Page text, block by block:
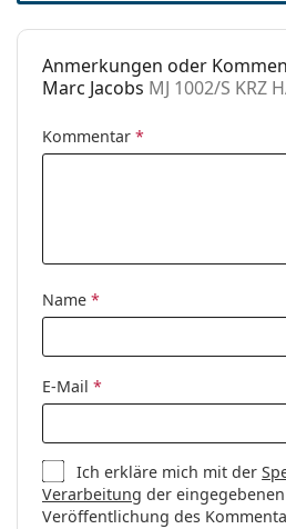
Anmerkungen oder
Marc Jacobs MJ 1002/S KRZ
Kommentar *
Name *
E-Mail *
Ich erkläre mich mit der
Verarbeitung der
Veröffentlichung des